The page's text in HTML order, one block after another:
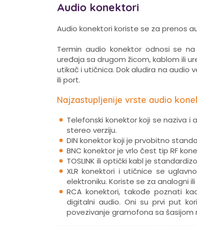
Audio konektori
Audio konektori koriste se za prenos
Termin audio konektor odnosi se
uređaja sa drugom žicom, kablom ili
utikač i utičnica. Dok aludira na audio
ili port.
Najzastupljenije vrste audio
Telefonski konektor koji se naziva
stereo verziju.
DIN konektor koji je prvobitno
BNC konektor je vrlo čest tip RF
TOSLINK ili optički kabl je
XLR konektori i utičnice se
elektroniku. Koriste se za analogni
RCA konektori, takođe poznati
digitalni audio. Oni su prvi put
povezivanje gramofona sa šasijom